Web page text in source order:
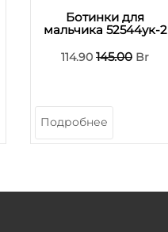
Ботинки для
мальчика 52544ук-2
114.90 145.00 Br
Подробнее